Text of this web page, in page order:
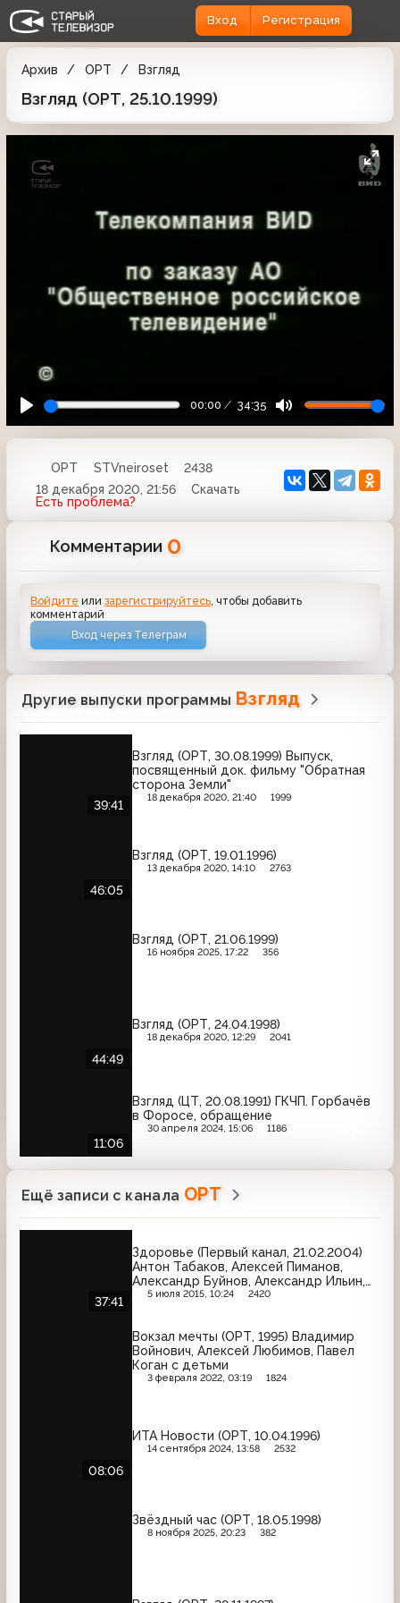
Вход Регистрация
Архив ОРТ Взгляд
Взгляд (ОРТ, 25.10.1999)
00:00 34:35
ОРТ STVneiroset
2438
18 декабря 2020, 21:56
Скачать
Есть проблема?
Комментарии 0
Войдите илизарегистрируйтесь, чтобы добавить
комментарий
Вход через Телеграм
Другие выпуски программы Взгляд
39:41
Взгляд (ОРТ, 30.08.1999) Выпуск,
посвященный док. фильму "Обратная
сторона Земли"
18 декабря 2020, 21:40 1999
46:05
Взгляд (ОРТ, 19.01.1996)
13 декабря 2020, 14:10 2763
Взгляд (ОРТ, 21.06.1999)
16 ноября 2025, 17:22 356
44:49
Взгляд (ОРТ, 24.04.1998)
18 декабря 2020, 12:29 2041
11:06
Взгляд (ЦТ, 20.08.1991) ГКЧП. Горбачёв
в Форосе, обращение
30 апреля 2024, 15:06 1186
Ещё записи с канала ОРТ
37:41
Здоровье (Первый канал, 21.02.2004)
Антон Табаков, Алексей Пиманов,
Александр Буйнов, Александр Ильин,
Михаил Боярский, Иванушки
5 июля 2015, 10:24 2420
Вокзал мечты (ОРТ, 1995) Владимир
Войнович, Алексей Любимов, Павел
Коган с детьми
3 февраля 2022, 03:19 1824
08:06
ИТА Новости (ОРТ, 10.04.1996)
14 сентября 2024, 13:58 2532
Звёздный час (ОРТ, 18.05.1998)
8 ноября 2025, 20:23 382